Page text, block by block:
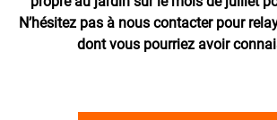
N’hésitez pas à nous contacter pour
dont vous pourriez avoir